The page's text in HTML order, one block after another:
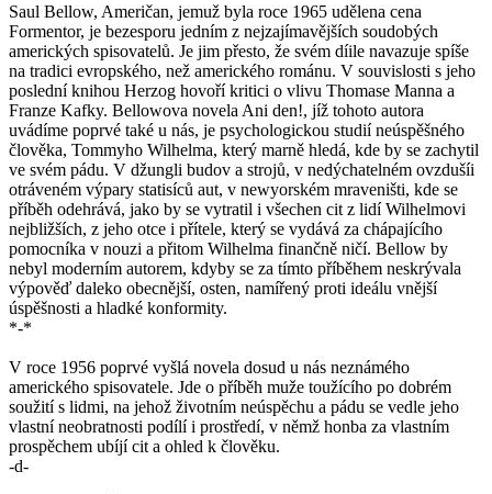
Saul Bellow, Američan, jemuž byla roce 1965 udělena cena
Formentor, je bezesporu jedním z nejzajímavějších soudobých
amerických spisovatelů. Je jim přesto, že svém díile navazuje spíše
na tradici evropského, než amerického románu. V souvislosti s jeho
poslední knihou Herzog hovoří kritici o vlivu Thomase Manna a
Franze Kafky. Bellowova novela Ani den!, jíž tohoto autora
uvádíme poprvé také u nás, je psychologickou studií neúspěšného
člověka, Tommyho Wilhelma, který marně hledá, kde by se zachytil
ve svém pádu. V džungli budov a strojů, v nedýchatelném ovzdušíi
otráveném výpary statisíců aut, v newyorském mraveništi, kde se
příběh odehrává, jako by se vytratil i všechen cit z lidí Wilhelmovi
nejbližších, z jeho otce i přítele, který se vydává za chápajícího
pomocníka v nouzi a přitom Wilhelma finančně ničí. Bellow by
nebyl moderním autorem, kdyby se za tímto příběhem neskrývala
výpověď daleko obecnější, osten, namířený proti ideálu vnější
úspěšnosti a hladké konformity.
*-*
V roce 1956 poprvé vyšlá novela dosud u nás neznámého
amerického spisovatele. Jde o příběh muže toužícího po dobrém
soužití s lidmi, na jehož životním neúspěchu a pádu se vedle jeho
vlastní neobratnosti podílí i prostředí, v němž honba za vlastním
prospěchem ubíjí cit a ohled k člověku.
-d-